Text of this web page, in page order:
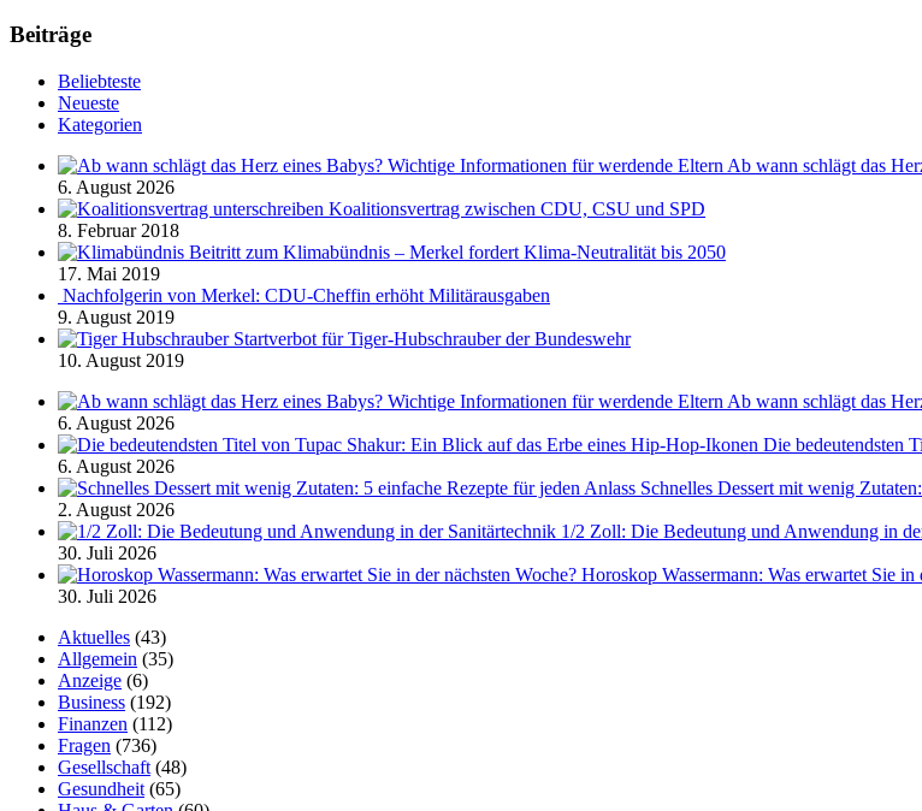
Beiträge
Beliebteste
Neueste
Kategorien
Ab wann schlägt das
6. August 2026
Koalitionsvertrag zwischen CDU, CSU und SPD
8. Februar 2018
Beitritt zum Klimabündnis – Merkel fordert Klima-Neutralität bis 2050
17. Mai 2019
Nachfolgerin von Merkel: CDU-Cheffin erhöht Militärausgaben
9. August 2019
Startverbot für Tiger-Hubschrauber der Bundeswehr
10. August 2019
Ab wann schlägt das
6. August 2026
Die bedeutendsten
6. August 2026
Schnelles Dessert mit wenig
2. August 2026
1/2 Zoll: Die Bedeutung und Anwendung in
30. Juli 2026
Horoskop Wassermann: Was erwartet Sie in
30. Juli 2026
Aktuelles (43)
Allgemein (35)
Anzeige (6)
Business (192)
Finanzen (112)
Fragen (736)
Gesellschaft (48)
Gesundheit (65)